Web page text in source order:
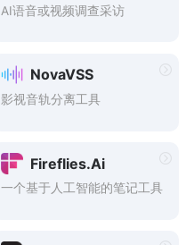
AI语音或视频调查采访
NovaVSS
影视音轨分离工具
Fireflies.Ai
一个基于人工智能的笔记工具